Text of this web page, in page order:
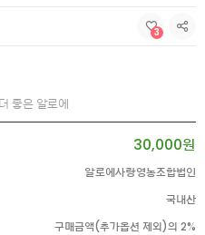
3
좋은 알로에
30,000원
알로에사랑영농조합법인
국내산
구매금액(추가옵션 제외)의 2%